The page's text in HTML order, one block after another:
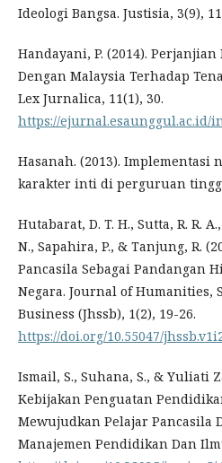
Ideologi Bangsa. Justisia, 3(9),
Handayani, P. (2014).
Dengan Malaysia Terhadap
Lex Jurnalica, 11(1), 30.
https://ejurnal.esaunggul.ac.id/
Hasanah. (2013).
karakter inti di perguruan
Hutabarat, D. T. H., Sutta, R. R.
N., Sapahira, P., & Tanjung, R.
Pancasila Sebagai Pandangan
Negara. Journal of Humanities,
Business (Jhssb), 1(2), 19-26.
https://doi.org/10.55047/
Ismail, S., Suhana, S., & Yuliati
Kebijakan Penguatan
Mewujudkan Pelajar Pancasila
Manajemen Pendidikan Dan